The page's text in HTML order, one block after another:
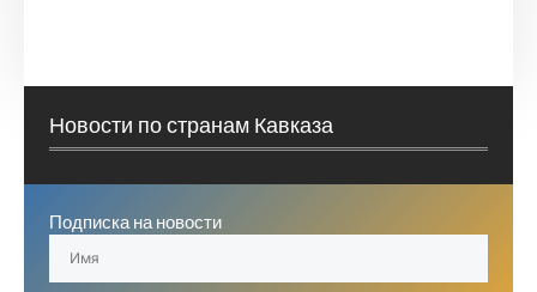
Новости по странам Кавказа
Подписка на новости